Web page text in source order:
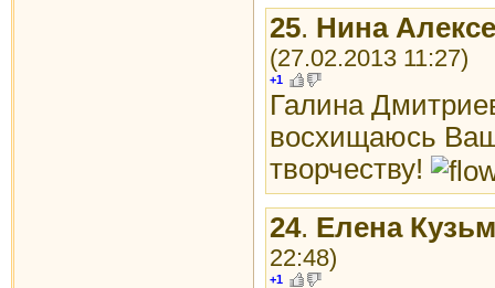
25. Нина
(27.02.2013 11:27)
+1
Галина
восхищаюсь
творчеству!
24. Елена
22:48)
+1